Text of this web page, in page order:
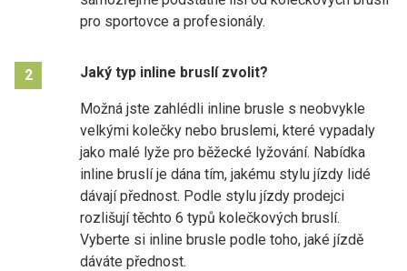
pro sportovce a profesionály.
2 Jaký typ inline bruslí zvolit?
Možná jste zahlédli inline brusle s neobvykle
velkými kolečky nebo bruslemi, které vypadaly
jako malé lyže pro běžecké lyžování. Nabídka
inline bruslí je dána tím, jakému stylu jízdy lidé
dávají přednost. Podle stylu jízdy prodejci
rozlišují těchto 6 typů kolečkových bruslí.
Vyberte si inline brusle podle toho, jaké jízdě
dáváte přednost.